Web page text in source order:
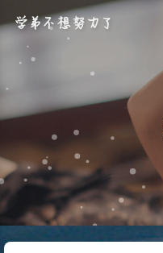
学弟不想努力了